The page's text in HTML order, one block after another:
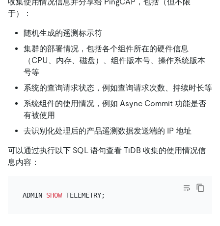
于）：
随机生成的遥测标示符
集群的部署情况，包括各个组件所在的硬件信息
（CPU、内存、磁盘）、组件版本号、操作系统版本
号等
系统的查询请求状态，例如查询请求次数、持续时长等
系统组件的使用情况，例如 Async Commit 功能是否
有被使用
去识别化处理后的产品遥测数据发送端的 IP 地址
可以通过执行以下 SQL 语句查看 TiDB 收集的使用情况信
息内容：
ADMIN SHOW